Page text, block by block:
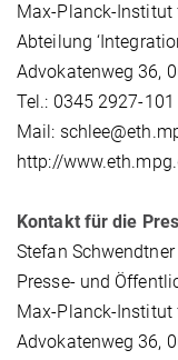
Max-Planck-
Abteilung
Advokatenweg 36,
Tel.: 0345 2927-101
Mail:
http://
Kontakt für die
Stefan Schwendtner
Presse- und
Max-Planck-
Advokatenweg 36,